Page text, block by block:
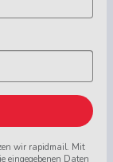
wir rapidmail. Mit
eingegebenen Daten